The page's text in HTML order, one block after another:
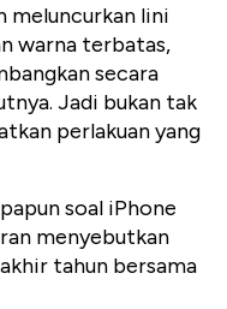
meluncurkan lini
warna terbatas,
secara
Jadi bukan tak
perlakuan yang
soal iPhone
menyebutkan
tahun bersama